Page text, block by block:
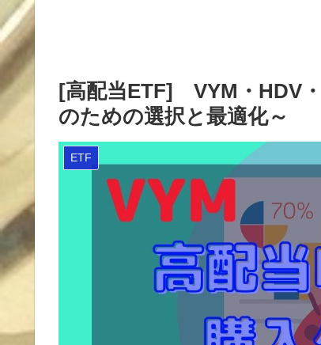
[高配当ETF] VYM・HDV
のための選択と最適化～
ETF